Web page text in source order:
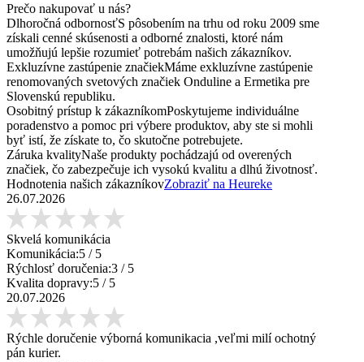
Prečo nakupovať u nás?
Dlhoročná odbornosťS pôsobením na trhu od roku 2009 sme
získali cenné skúsenosti a odborné znalosti, ktoré nám
umožňujú lepšie rozumieť potrebám našich zákazníkov.
Exkluzívne zastúpenie značiekMáme exkluzívne zastúpenie
renomovaných svetových značiek Onduline a Ermetika pre
Slovenskú republiku.
Osobitný prístup k zákazníkomPoskytujeme individuálne
poradenstvo a pomoc pri výbere produktov, aby ste si mohli
byť istí, že získate to, čo skutočne potrebujete.
Záruka kvalityNaše produkty pochádzajú od overených
značiek, čo zabezpečuje ich vysokú kvalitu a dlhú životnosť.
Hodnotenia našich zákazníkovZobraziť na Heureke
26.07.2026
Skvelá komunikácia
Komunikácia:5 / 5
Rýchlosť doručenia:3 / 5
Kvalita dopravy:5 / 5
20.07.2026
Rýchle doručenie výborná komunikacia ,veľmi milí ochotný
pán kurier.